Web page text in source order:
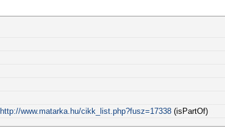
http://www.matarka.hu/cikk_list.php?fusz=17338(isPartOf)